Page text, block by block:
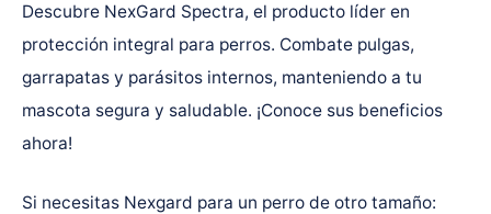
Descubre NexGard Spectra, el producto líder en
protección integral para perros. Combate pulgas,
garrapatas y parásitos internos, manteniendo a tu
mascota segura y saludable. ¡Conoce sus beneficios
ahora!
Si necesitas Nexgard para un perro de otro tamaño: